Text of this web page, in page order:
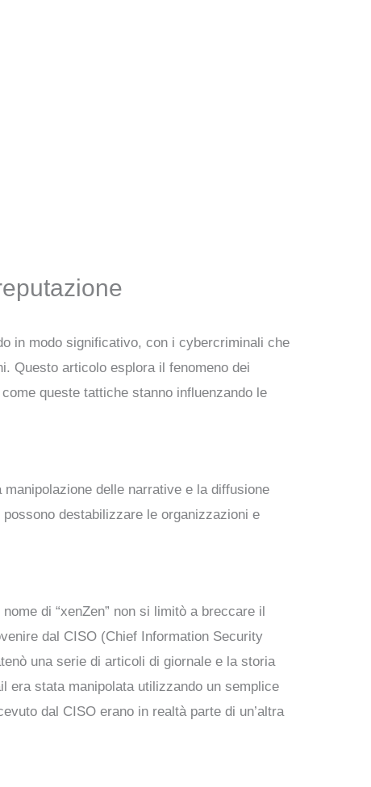
in modo significativo, con i cybercriminali che
Questo articolo esplora il fenomeno dei
queste tattiche stanno influenzando le
delle narrative e la diffusione
destabilizzare le organizzazioni e
di “xenZen” non si limitò a breccare il
dal CISO (Chief Information Security
una serie di articoli di giornale e la storia
era stata manipolata utilizzando un semplice
dal CISO erano in realtà parte di un’altra